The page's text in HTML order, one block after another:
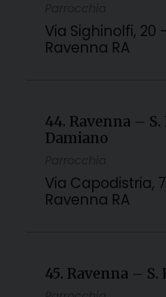
Via Sighinolfi, 20
Ravenna RA
44. Ravenna – S.
Damiano
Via Capodistria,
Ravenna RA
45. Ravenna – S.